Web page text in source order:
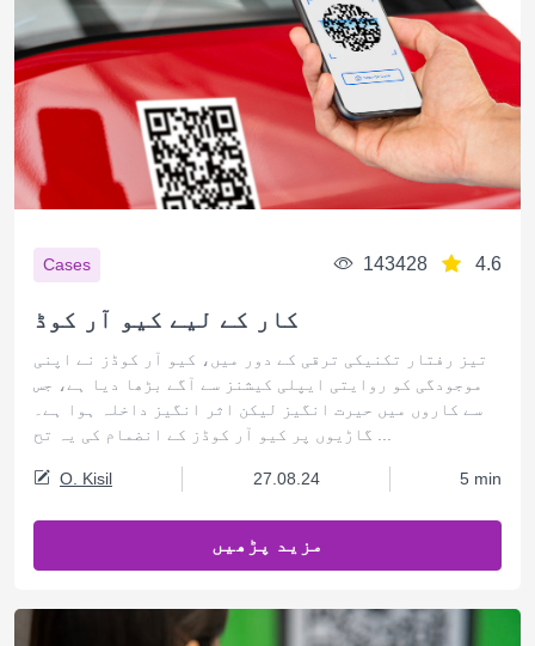
Cases 143428 4.6
کار کے لیے کیو آر کوڈ
تیز رفتار تکنیکی ترقی کے دور میں، کیو آر کوڈز نے اپنی
موجودگی کو روایتی ایپلی کیشنز سے آگے بڑھا دیا ہے، جس
سے کاروں میں حیرت انگیز لیکن اثر انگیز داخلہ ہوا ہے۔
O. Kisil 27.08.24 5 min
مزید پڑھیں